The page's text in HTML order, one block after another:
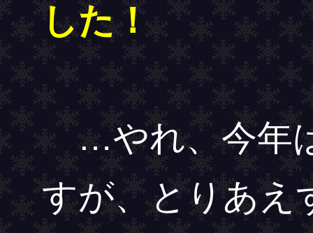
した！
…やれ、今年
すが、とりあえ